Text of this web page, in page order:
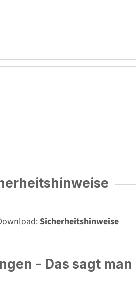
Sicherheitshinweise
- Das sagt